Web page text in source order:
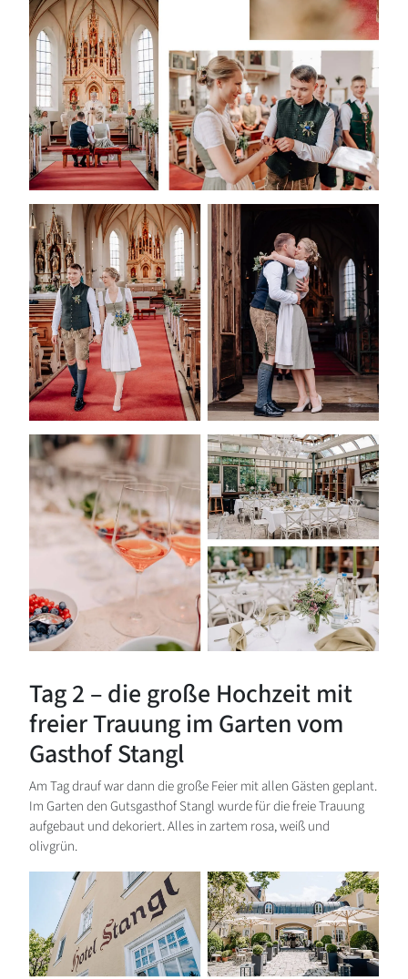
Tag 2 – die große Hochzeit mit
freier Trauung im Garten vom
Gasthof Stangl
Am Tag drauf war dann die große Feier mit allen Gästen geplant.
Im Garten den Gutsgasthof Stangl wurde für die freie Trauung
aufgebaut und dekoriert. Alles in zartem rosa, weiß und
olivgrün.